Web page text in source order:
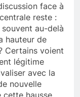
face à
reste :
au-delà
hauteur de
Certains voient
légitime
avec la
nouvelle
cette hausse